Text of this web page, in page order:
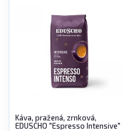
Káva, pražená, zrnková,
EDUSCHO "Espresso Intensive"